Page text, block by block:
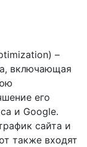
–
включающая
его
и Google.
сайта и
также входят